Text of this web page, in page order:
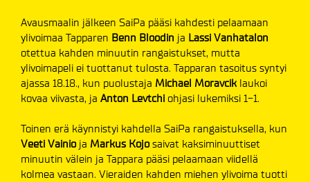
Avausmaalin jälkeen SaiPa pääsi kahdesti pelaamaan
ylivoimaa Tapparen Benn Bloodin ja Lassi Vanhatalon
otettua kahden minuutin rangaistukset, mutta
ylivoimapeli ei tuottanut tulosta. Tapparan tasoitus syntyi
ajassa 18.18., kun puolustaja Michael Moravcik laukoi
kovaa viivasta, ja Anton Levtchi ohjasi lukemiksi 1-1.
Toinen erä käynnistyi kahdella SaiPa rangaistuksella, kun
Veeti Vainio ja Markus Kojosaivat kaksiminuuttiset
minuutin välein ja Tappara pääsi pelaamaan viidellä
kolmea vastaan. Vieraiden kahden miehen ylivoima tuotti